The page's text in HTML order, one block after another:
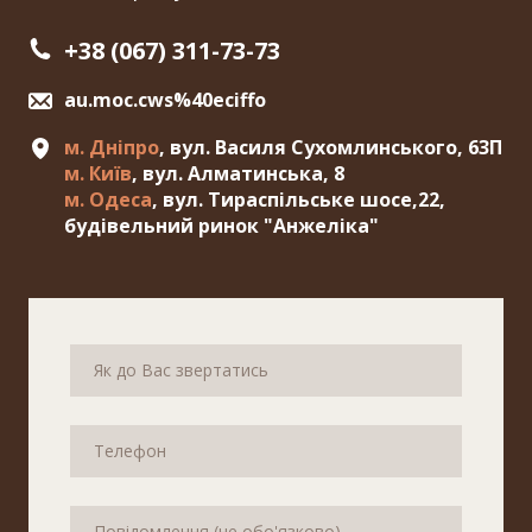
+38 (067) 311-73-73
au.moc.cws%40eciffo
м. Дніпро, вул. Василя Сухомлинського, 63П
м. Київ, вул. Алматинська, 8
м. Одеса, вул. Тираспільське шосе,22,
будівельний ринок "Анжеліка"